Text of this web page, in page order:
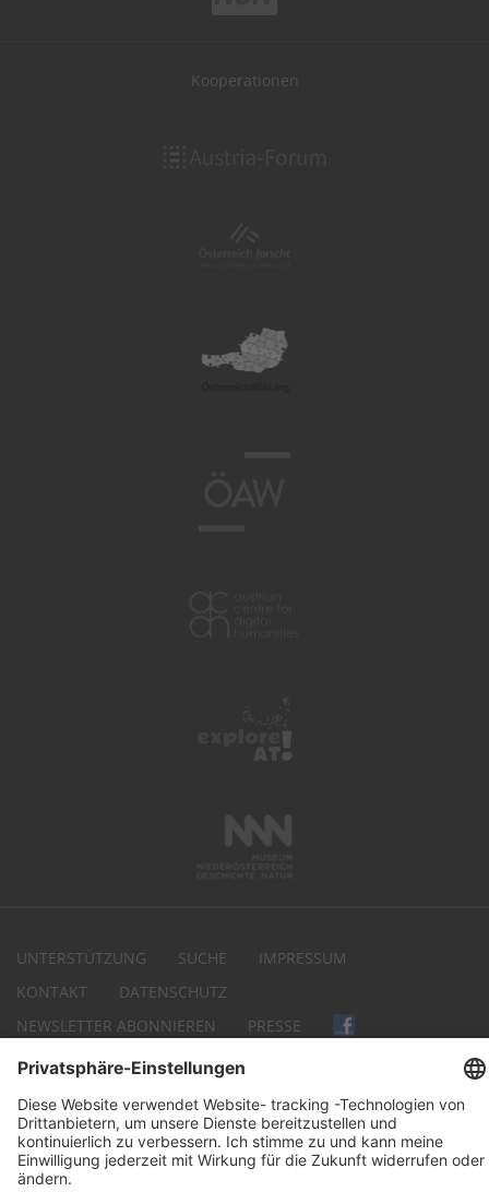
Kooperationen
UNTERSTÜTZUNG SUCHE
IMPRESSUM
KONTAKT
DATENSCHUTZ
NEWSLETTER ABONNIEREN
PRESSE